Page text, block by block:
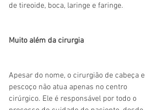
de tireoide, boca, laringe e faringe.
Muito além da cirurgia
Apesar do nome, o cirurgião de cabeça e
pescoço não atua apenas no centro
cirúrgico. Ele é responsável por todo o